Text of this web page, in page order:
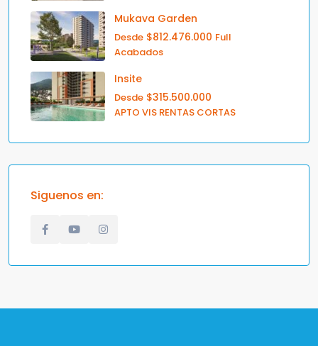
Mukava Garden
Desde $812.476.000 Full
Acabados
Insite
Desde $315.500.000
APTO VIS RENTAS CORTAS
Siguenos en: